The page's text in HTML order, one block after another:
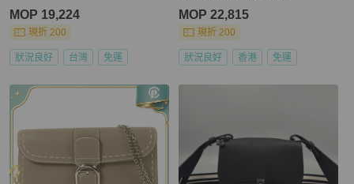
MOP 19,224
現折 200
狀況良好 台灣 免運
MOP 22,815
現折 200
狀況良好 香港 免運